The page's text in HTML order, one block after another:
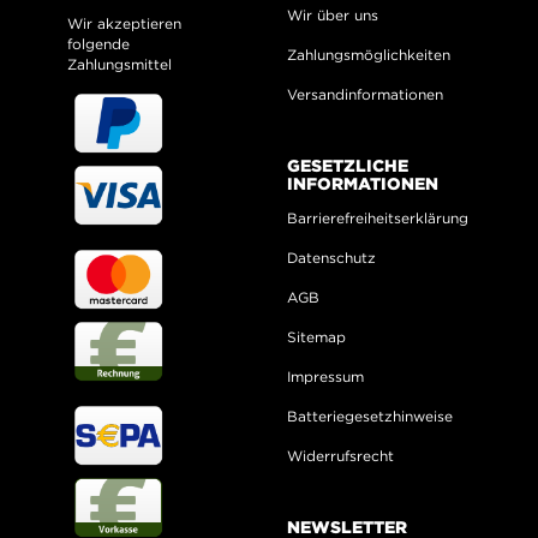
Wir akzeptieren
folgende
Zahlungsmittel
Wir über uns
Zahlungsmöglichkeiten
Versandinformationen
GESETZLICHE
INFORMATIONEN
Barrierefreiheitserklärung
Datenschutz
AGB
Sitemap
Impressum
Batteriegesetzhinweise
Widerrufsrecht
NEWSLETTER